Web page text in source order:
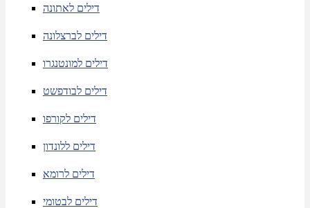
דילים לאתונה
דילים לברצלונה
דילים למונטנגרו
דילים לבודפשט
דילים לקורפו
דילים ללונדון
דילים לרומא
דילים לבטומי